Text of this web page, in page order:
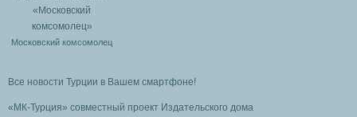
Московский комсомолец
Все новости Турции в Вашем смартфоне!
«МК-Турция» совместный проект Издательского дома